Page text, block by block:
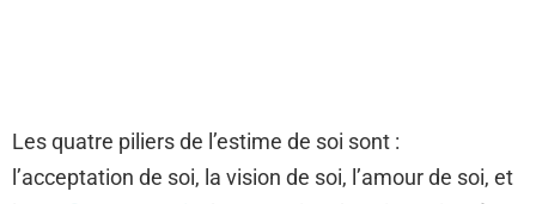
Les quatre piliers de l’estime de soi sont :
l’acceptation de soi, la vision de soi, l’amour de soi, et